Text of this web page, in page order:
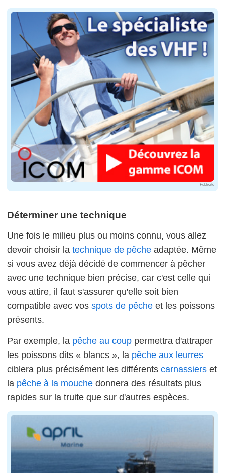
Publicité
Déterminer une technique
Une fois le milieu plus ou moins connu, vous allez
devoir choisir la technique de pêche adaptée. Même
si vous avez déjà décidé de commencer à pêcher
avec une technique bien précise, car c'est celle qui
vous attire, il faut s'assurer qu'elle soit bien
compatible avec vos spots de pêche et les poissons
présents.
Par exemple, la pêche au coup permettra d'attraper
les poissons dits « blancs », la pêche aux leurres
ciblera plus précisément les différents carnassiers et
la pêche à la mouche donnera des résultats plus
rapides sur la truite que sur d'autres espèces.